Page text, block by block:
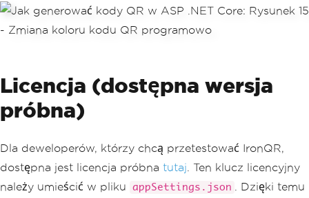
ze
Margins
// Save QR Code with style opt
ions as a bitmap
style
);
// Save QR Code Bitmap to File
        qrImage
.SaveAs( filePath);
string fileName Path
GetFile
Licencja (dostępna wersja
próbna)
Dla deweloperów, którzy chcą przetestować IronQR,
dostępna jest licencja próbna tutaj . Ten klucz licencyjny
należy umieścić w pliku
appSettings.json
. Dzięki temu